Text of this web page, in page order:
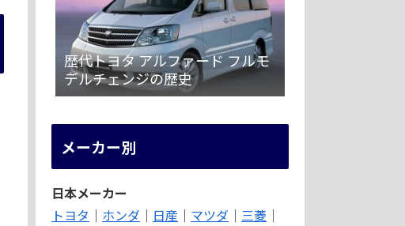
歴代トヨタ アルファード フルモ
デルチェンジの歴史
メーカー別
日本メーカー
トヨタ ｜ ホンダ ｜ 日産 ｜ マツダ ｜ 三菱 ｜